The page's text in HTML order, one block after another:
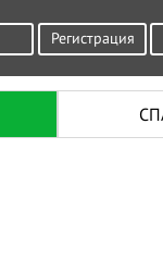
Регистрация